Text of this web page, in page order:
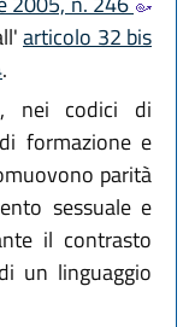
articolo 32 bis
.
nei codici di
formazione e
parità
sessuale e
il contrasto
un linguaggio